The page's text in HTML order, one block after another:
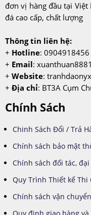
đơn vị hàng đầu tại Việt
đá cao cấp, chất lượng
Thông tin liên hệ:
+ Hotline: 0904918456
+ Email:
+ Website:
+ Địa chỉ: BT3A Cụm
Chính Sách
Chinh Sách Đổi / Trả
Chính sách bảo mật
Chính sách đối tác,
Quy Trình Thiết kế Thi
Chính sách vận